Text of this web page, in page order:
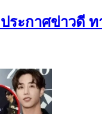
ระกาศข่าวดี